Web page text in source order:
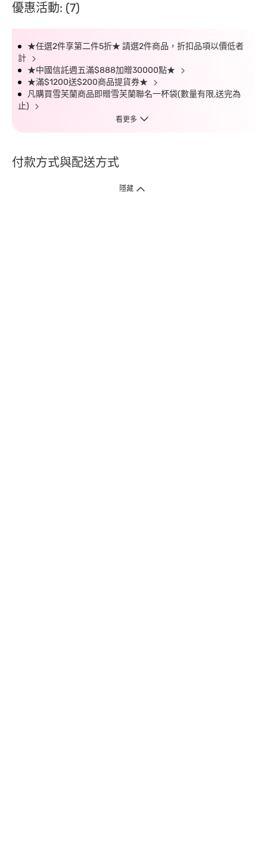
優惠活動: (7)
★任選2件享第二件5折★ 請選2件商品，折扣品項以價低者
計
★中國信託週五滿$888加贈30000點★
★滿$1200送$200商品提貨券★
凡購買雪芙蘭商品即贈雪芙蘭聯名一杯袋(數量有限,送完為
止)
看更多
付款方式與配送方式
隱藏